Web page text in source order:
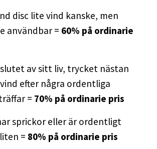
disc lite vind kanske, men
användbar = 60% på ordinarie
slutet av sitt liv, trycket nästan
efter några ordentliga
= 70% på ordinarie pris
sprickor eller är ordentligt
= 80% på ordinarie pris